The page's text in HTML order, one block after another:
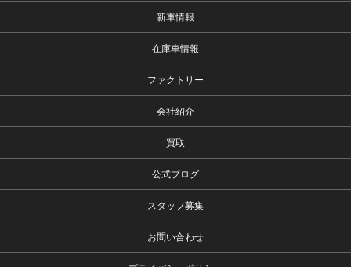
新車情報
在庫車情報
ファクトリー
会社紹介
買取
公式ブログ
スタッフ募集
お問い合わせ